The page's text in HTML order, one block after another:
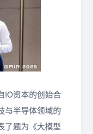
IO资本的创始合
与半导体领域的
了题为《大模型